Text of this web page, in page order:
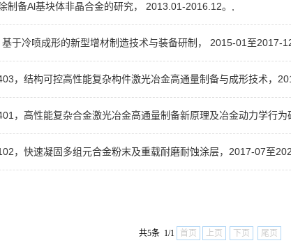
备Al基块体非晶合金的研究， 2013.01-2016.12。,
于冷喷成形的新型增材制造技术与装备研制， 2015-01至2017-12
，结构可控高性能复杂构件激光冶金高通量制备与成形技术，
，高性能复杂合金激光冶金高通量制备新原理及冶金动力学行为
，快速凝固多组元合金粉末及重载耐磨耐蚀涂层，2017-07至
共5条 1/1 首页 上页 下页 尾页